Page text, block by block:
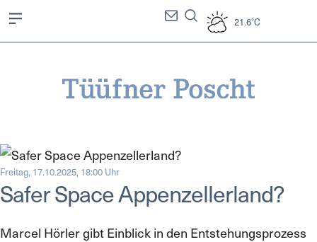
21.6°C
Freitag, 17.10.2025, 18:00 Uhr
Safer Space Appenzellerland?
Marcel Hörler gibt Einblick in den Entstehungsprozess